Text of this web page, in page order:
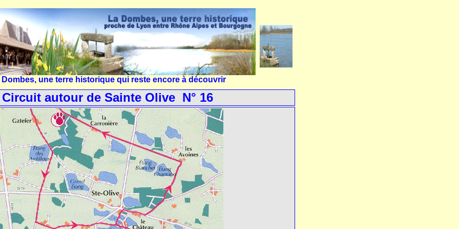
Dombes, une terre historique qui reste encore à découvrir
Circuit autour de Sainte Olive N° 16